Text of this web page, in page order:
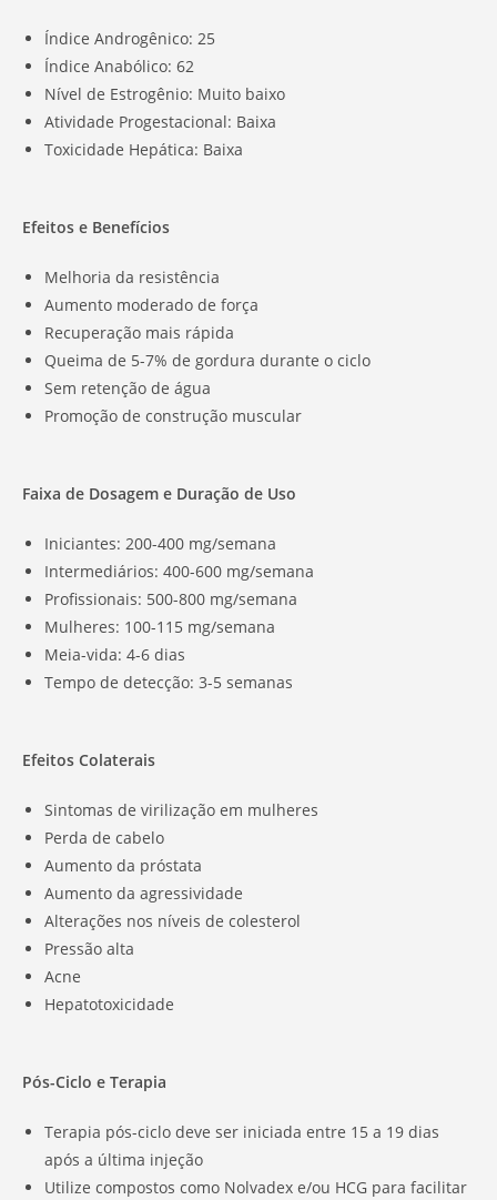
Índice Androgênico: 25
Índice Anabólico: 62
Nível de Estrogênio: Muito baixo
Atividade Progestacional: Baixa
Toxicidade Hepática: Baixa
Efeitos e Benefícios
Melhoria da resistência
Aumento moderado de força
Recuperação mais rápida
Queima de 5-7% de gordura durante o ciclo
Sem retenção de água
Promoção de construção muscular
Faixa de Dosagem e Duração de Uso
Iniciantes: 200-400 mg/semana
Intermediários: 400-600 mg/semana
Profissionais: 500-800 mg/semana
Mulheres: 100-115 mg/semana
Meia-vida: 4-6 dias
Tempo de detecção: 3-5 semanas
Efeitos Colaterais
Sintomas de virilização em mulheres
Perda de cabelo
Aumento da próstata
Aumento da agressividade
Alterações nos níveis de colesterol
Pressão alta
Acne
Hepatotoxicidade
Pós-Ciclo e Terapia
Terapia pós-ciclo deve ser iniciada entre 15 a 19 dias
após a última injeção
Utilize compostos como Nolvadex e/ou HCG para facilitar